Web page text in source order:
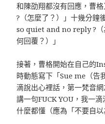
和陳劭翔都沒有回應，曹
?（怎麼了？）」十幾分鐘
so quiet and no reply ?（
何回覆？）」
接著，曹格開始在自己的
時動態寫下「Sue me（告
滴說出心裡話，第一梵音
講一句FUCK YOU，我一
什麼都懂（應為「不要自